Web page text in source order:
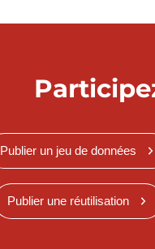
Publier un jeu de données
Publier une réutilisation